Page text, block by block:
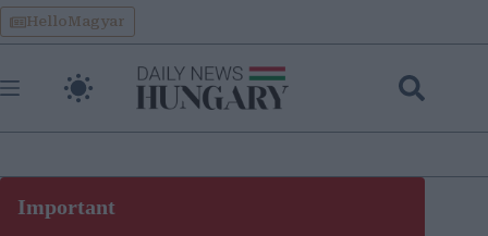
Skip
to
content
HelloMagyar